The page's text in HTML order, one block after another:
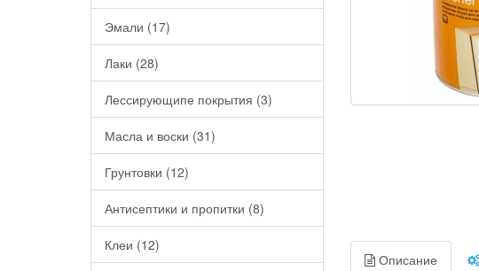
Эмали (17)
Лаки (28)
Лессирующипе покрытия (3)
Масла и воски (31)
Грунтовки (12)
Антисептики и пропитки (8)
Клеи (12)
Описание